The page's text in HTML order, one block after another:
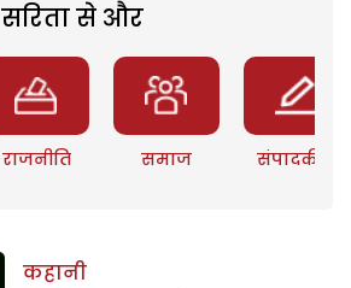
सरिता से और
राजनीति समाज संपादकीय
कहानी